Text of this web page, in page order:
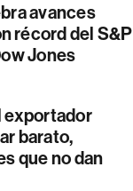
avances
récord del S&P
Jones
exportador
barato,
que no dan